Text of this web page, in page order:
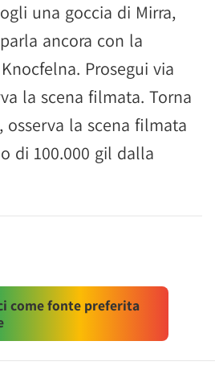
una goccia di Mirra,
ancora con la
Prosegui via
la scena filmata. Torna
la scena filmata
di 100.000 gil dalla
come fonte preferita